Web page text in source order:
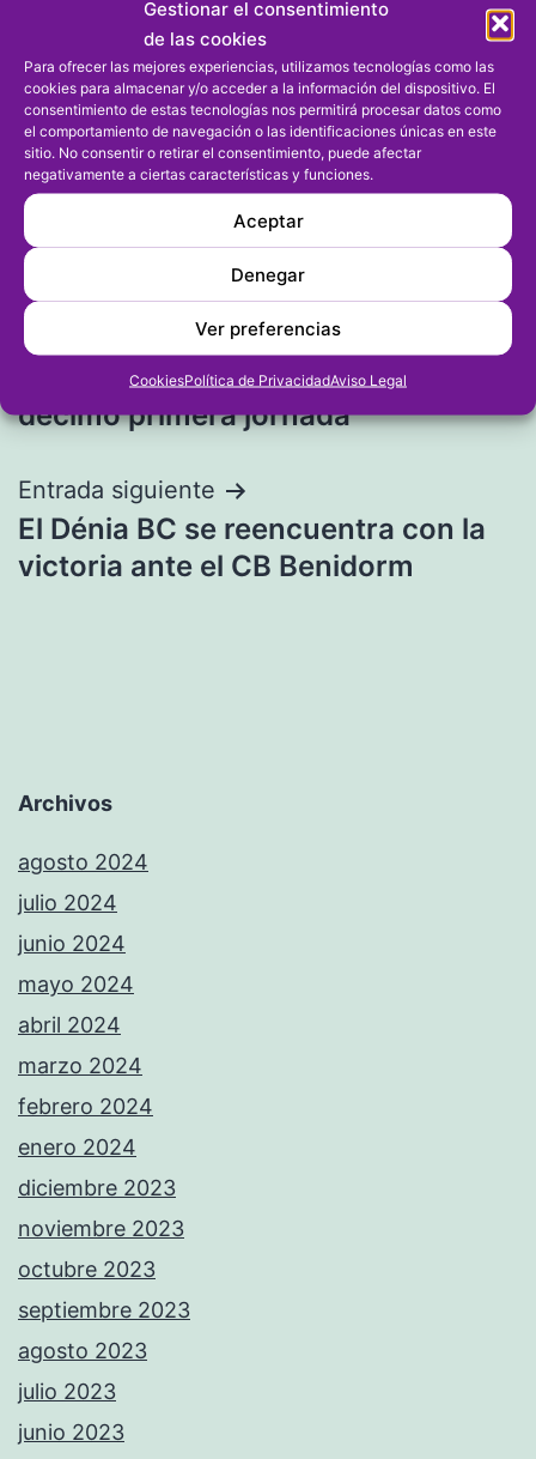
Gestionar el consentimiento
de las cookies
Para ofrecer las mejores experiencias, utilizamos tecnologías como las
cookies para almacenar y/o acceder a la información del dispositivo. El
consentimiento de estas tecnologías nos permitirá procesar datos como
el comportamiento de navegación o las identificaciones únicas en este
sitio. No consentir o retirar el consentimiento, puede afectar
negativamente a ciertas características y funciones.
Aceptar
Denegar
Ver preferencias
CookiesPolítica de PrivacidadAviso Legal
Navegación
de
Entrada anterior
Solo se juegan dos partidos de la
décimo primera jornada
Entrada siguiente
El Dénia BC se reencuentra con la
victoria ante el CB Benidorm
Archivos
agosto 2024
julio 2024
junio 2024
mayo 2024
abril 2024
marzo 2024
febrero 2024
enero 2024
diciembre 2023
noviembre 2023
octubre 2023
septiembre 2023
agosto 2023
julio 2023
junio 2023